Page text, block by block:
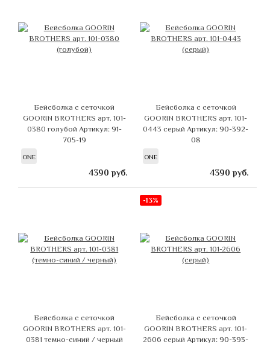
Бейсболка с сеточкой
GOORIN BROTHERS арт. 101-
0380 голубой Артикул: 91-
705-19
ONE
4390 руб.
Бейсболка с сеточкой
GOORIN BROTHERS арт. 101-
0443 серыйАртикул: 90-392-
08
ONE
4390 руб.
Бейсболка с сеточкой
GOORIN BROTHERS арт. 101-
0381 темно-синий / черный
-13%
Бейсболка с сеточкой
GOORIN BROTHERS арт. 101-
2606 серыйАртикул: 90-393-